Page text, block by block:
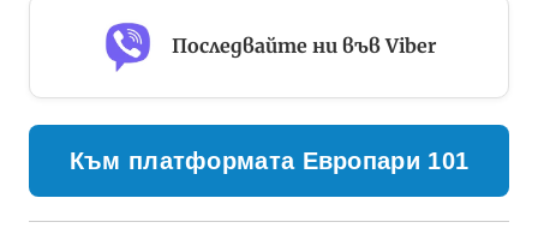
Последвайте ни във Viber
Към платформата Европари 101